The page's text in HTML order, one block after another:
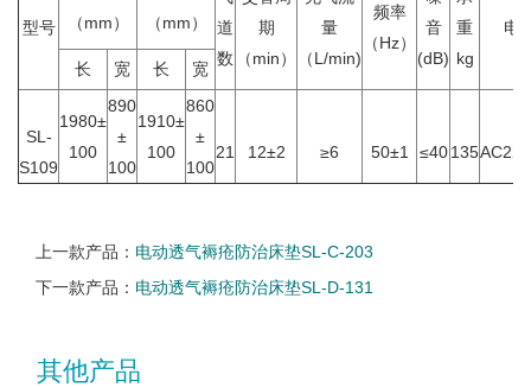
型号
（mm）
（mm）
道
数
期
（min）
量
（L/min)
频率
（Hz）
音
(dB)
重
kg
电
长 宽 长 宽
SL-
S109
1980±
100
890
±
100
1910±
100
860
±
100
21 12±2 ≥6 50±1 ≤40 135
上一款产品： 电动透气褥疮防治床垫SL-C-203
下一款产品： 电动透气褥疮防治床垫SL-D-131
其他产品